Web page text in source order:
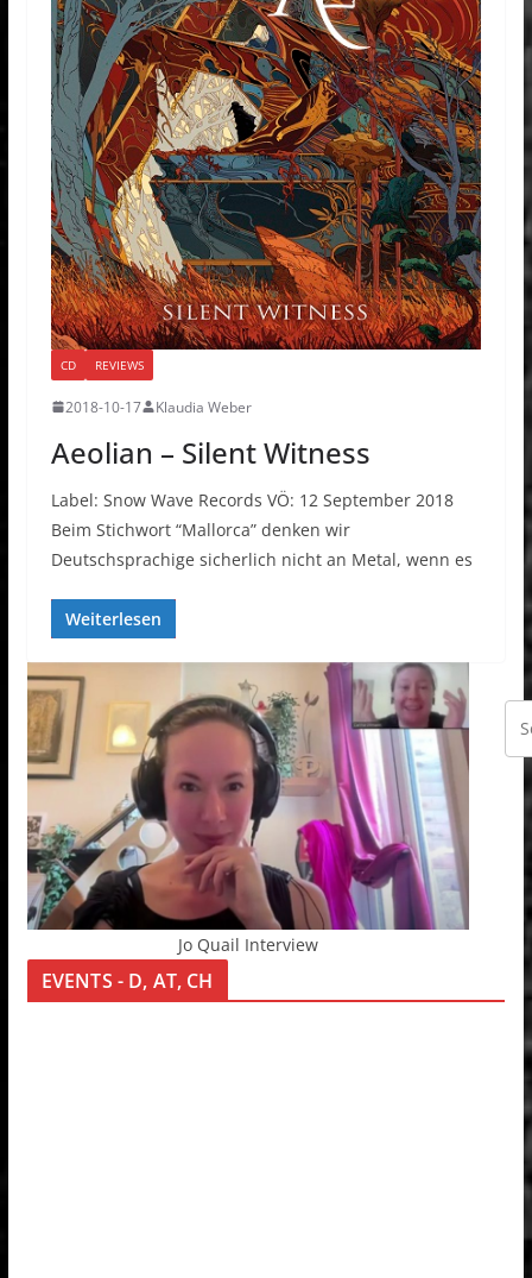
CD REVIEWS
2018-10-17 Klaudia Weber
Aeolian – Silent Witness
Label: Snow Wave Records VÖ: 12 September 2018
Beim Stichwort “Mallorca” denken wir
Deutschsprachige sicherlich nicht an Metal, wenn es
Weiterlesen
Jo Quail Interview
EVENTS - D, AT, CH